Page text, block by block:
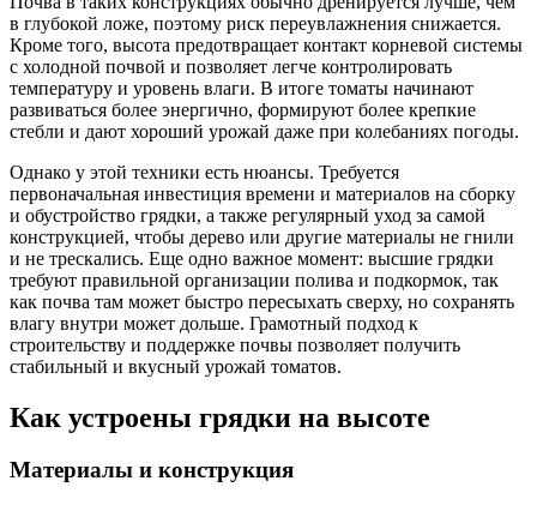
в глубокой ложе, поэтому риск переувлажнения снижается.
Кроме того, высота предотвращает контакт корневой системы
с холодной почвой и позволяет легче контролировать
температуру и уровень влаги. В итоге томаты начинают
развиваться более энергично, формируют более крепкие
стебли и дают хороший урожай даже при колебаниях погоды.
Однако у этой техники есть нюансы. Требуется
первоначальная инвестиция времени и материалов на сборку
и обустройство грядки, а также регулярный уход за самой
конструкцией, чтобы дерево или другие материалы не гнили
и не трескались. Еще одно важное момент: высшие грядки
требуют правильной организации полива и подкормок, так
как почва там может быстро пересыхать сверху, но сохранять
влагу внутри может дольше. Грамотный подход к
строительству и поддержке почвы позволяет получить
стабильный и вкусный урожай томатов.
Как устроены грядки на высоте
Материалы и конструкция